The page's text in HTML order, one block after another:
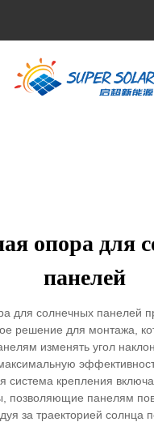
опора для
панелей
для солнечных панелей
решение для монтажа,
изменять угол
система крепления
позволяющие панелям
за траекторией солнца